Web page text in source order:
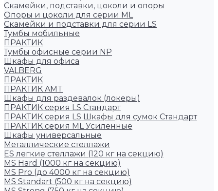
Скамейки, подставки, цоколи и опоры
Опоры и цоколи для серии ML
Скамейки и подставки для серии LS
Тумбы мобильные
ПРАКТИК
Тумбы офисные серии NP
Шкафы для офиса
VALBERG
ПРАКТИК
ПРАКТИК AMT
Шкафы для раздевалок (локеры)
ПРАКТИК cерия LS Стандарт
ПРАКТИК серия LS Шкафы для сумок Стандарт
ПРАКТИК серия ML Усиленные
Шкафы универсальные
Металлические стеллажи
ES легкие стеллажи (120 кг на секцию)
MS Hard (1000 кг на секцию)
MS Pro (до 4000 кг на секцию)
MS Standart (500 кг на секцию)